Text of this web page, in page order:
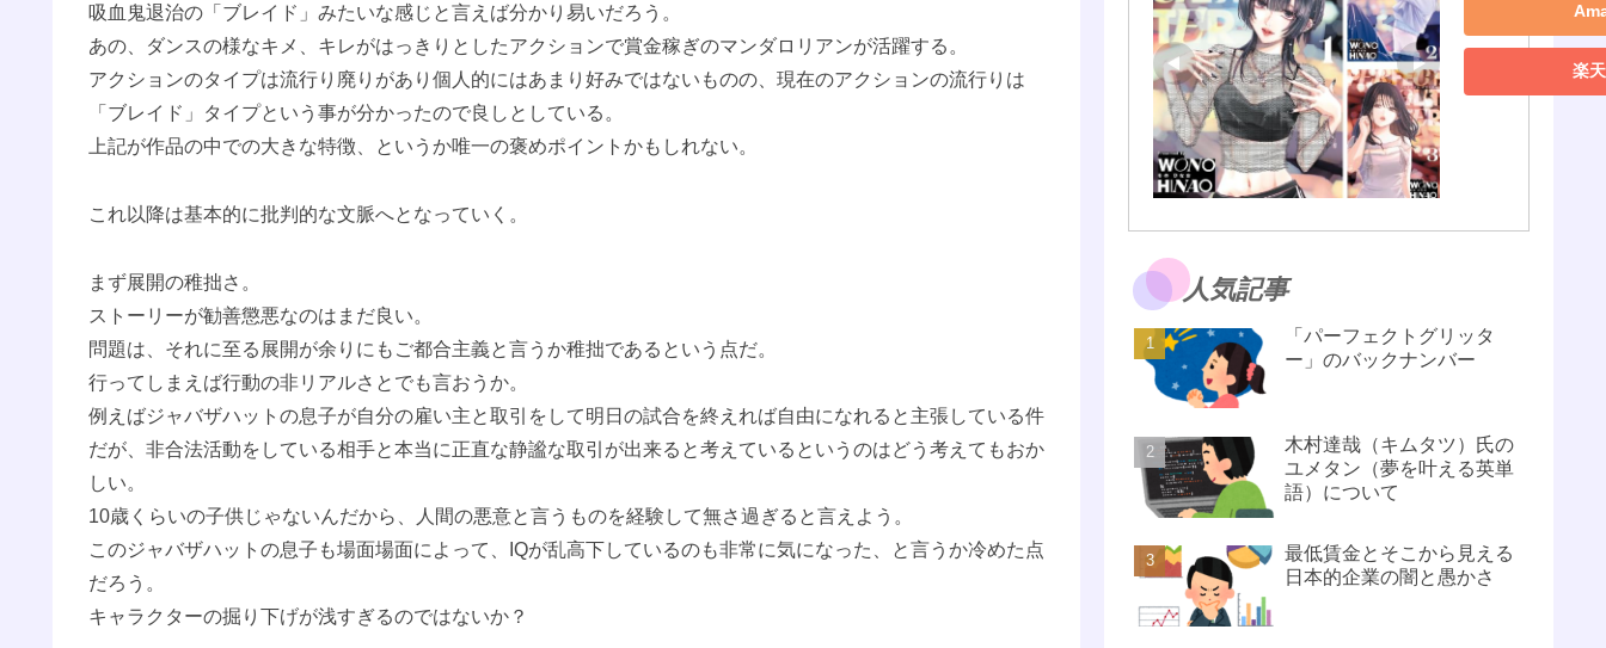
吸血鬼退治の「ブレイド」みたいな感じと言えば分かり易いだろう。
あの、ダンスの様なキメ、キレがはっきりとしたアクションで賞金稼ぎのマンダロリアンが活躍する。
アクションのタイプは流行り廃りがあり個人的にはあまり好みではないものの、現在のアクションの流行りは
「ブレイド」タイプという事が分かったので良しとしている。
上記が作品の中での大きな特徴、というか唯一の褒めポイントかもしれない。
これ以降は基本的に批判的な文脈へとなっていく。
まず展開の稚拙さ。
ストーリーが勧善懲悪なのはまだ良い。
問題は、それに至る展開が余りにもご都合主義と言うか稚拙であるという点だ。
行ってしまえば行動の非リアルさとでも言おうか。
例えばジャバザハットの息子が自分の雇い主と取引をして明日の試合を終えれば自由になれると主張している件
だが、非合法活動をしている相手と本当に正直な静謐な取引が出来ると考えているというのはどう考えてもおか
しい。
10歳くらいの子供じゃないんだから、人間の悪意と言うものを経験して無さ過ぎると言えよう。
このジャバザハットの息子も場面場面によって、IQが乱高下しているのも非常に気になった、と言うか冷めた点
だろう。
キャラクターの掘り下げが浅すぎるのではないか？
楽
人気記事
「パーフェクトグリッタ
ー」のバックナンバー
木村達哉（キムタツ）氏の
ユメタン（夢を叶える英単
語）について
最低賃金とそこから見える
日本的企業の闇と愚かさ